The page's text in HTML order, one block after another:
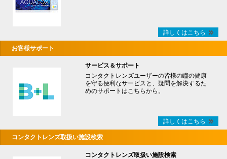
詳しくはこちら
お客様サポート
サービス＆サポート
コンタクトレンズユーザーの皆様の瞳の健康
を守る便利なサービスと、疑問を解決するた
めのサポートはこちらから。
詳しくはこちら
コンタクトレンズ取扱い施設検索
コンタクトレンズ取扱い施設検索